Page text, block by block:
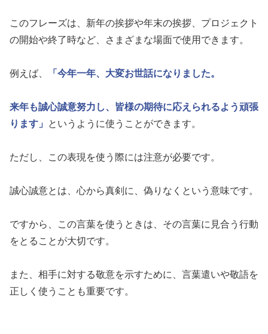
このフレーズは、新年の挨拶や年末の挨拶、プロジェクト
の開始や終了時など、さまざまな場面で使用できます。
例えば、 「今年一年、大変お世話になりました。
来年も誠心誠意努力し、皆様の期待に応えられるよう頑張
ります」
というように使うことができます。
ただし、この表現を使う際には注意が必要です。
誠心誠意とは、心から真剣に、偽りなくという意味です。
ですから、この言葉を使うときは、その言葉に見合う行動
をとることが大切です。
また、相手に対する敬意を示すために、言葉遣いや敬語を
正しく使うことも重要です。